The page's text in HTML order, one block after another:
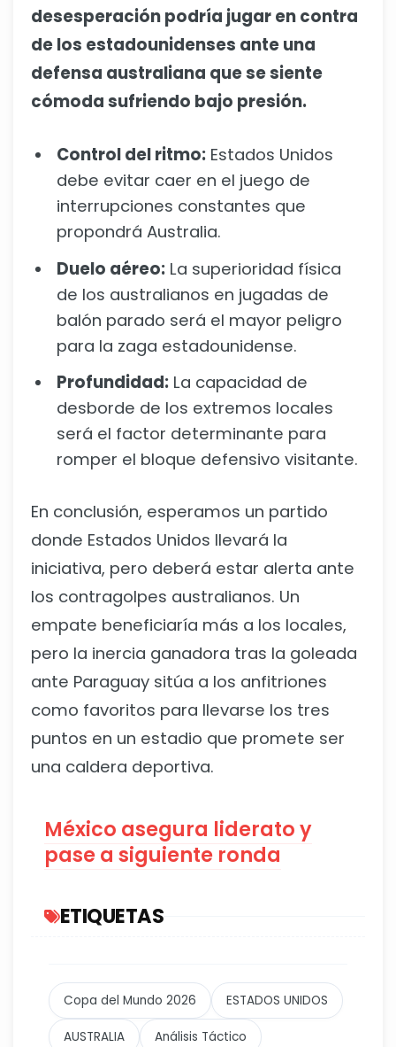
desesperación podría jugar en contra
de los estadounidenses ante una
defensa australiana que se siente
cómoda sufriendo bajo presión.
Control del ritmo: Estados Unidos
debe evitar caer en el juego de
interrupciones constantes que
propondrá Australia.
Duelo aéreo: La superioridad física
de los australianos en jugadas de
balón parado será el mayor peligro
para la zaga estadounidense.
Profundidad: La capacidad de
desborde de los extremos locales
será el factor determinante para
romper el bloque defensivo visitante.
En conclusión, esperamos un partido
donde Estados Unidos llevará la
iniciativa, pero deberá estar alerta ante
los contragolpes australianos. Un
empate beneficiaría más a los locales,
pero la inercia ganadora tras la goleada
ante Paraguay sitúa a los anfitriones
como favoritos para llevarse los tres
puntos en un estadio que promete ser
una caldera deportiva.
México asegura liderato y
pase a siguiente ronda
ETIQUETAS
Copa del Mundo 2026 ESTADOS UNIDOS
AUSTRALIA Análisis Táctico